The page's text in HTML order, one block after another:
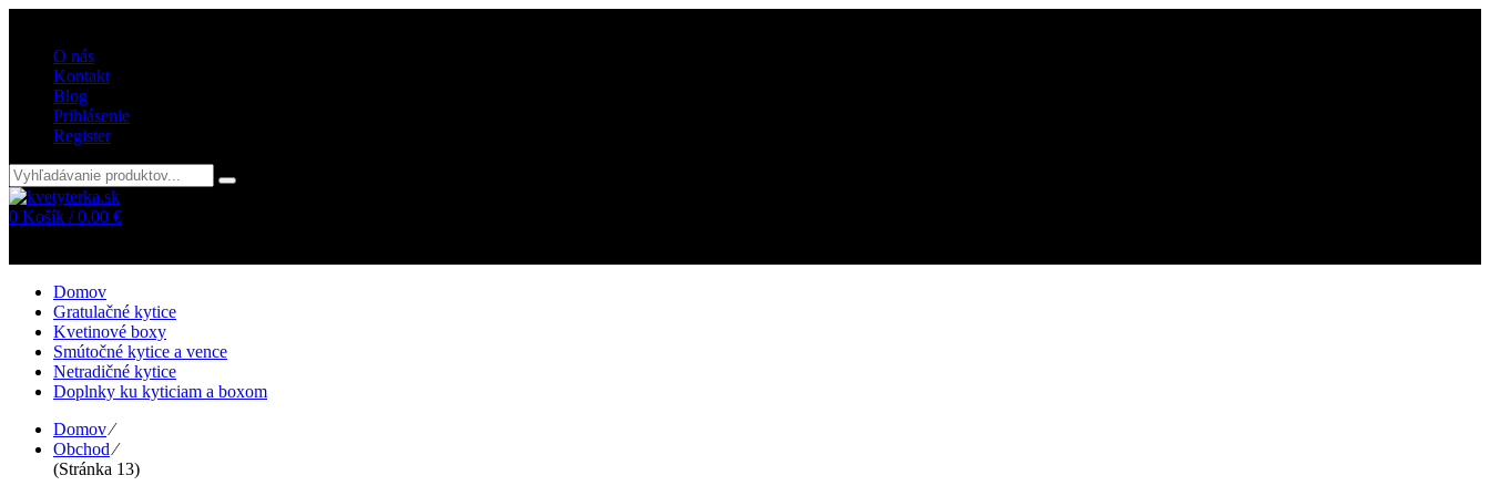
O nás
Kontakt
Blog
Prihlásenie
Register
0 Košík /0.00 €
Domov
Gratulačné kytice
Kvetinové boxy
Smútočné kytice a vence
Netradičné kytice
Doplnky ku kyticiam a boxom
Domov⁄
Obchod⁄
(Stránka 13)